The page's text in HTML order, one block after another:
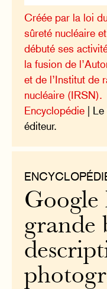
Créée par la loi
sûreté nucléaire
débuté ses
la fusion de
et de l’Institut de
nucléaire (IRSN).
Encyclopédie |
éditeur.
Google
grande